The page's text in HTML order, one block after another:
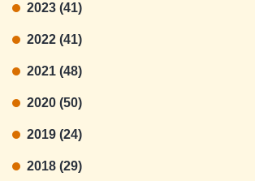
2023 (41)
2022 (41)
2021 (48)
2020 (50)
2019 (24)
2018 (29)